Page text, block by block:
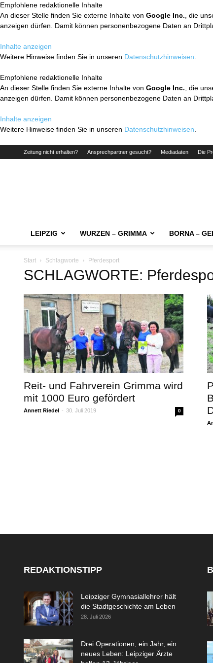
Empfohlene redaktionelle Inhalte
An dieser Stelle finden Sie externe Inhalte von Google Inc. , die
anzeigen dürfen. Damit können personenbezogene Daten an
Inhalte anzeigen
Weitere Hinweise finden Sie in unseren Datenschutzhinweisen
Empfohlene redaktionelle Inhalte
An dieser Stelle finden Sie externe Inhalte von Google Inc. , die
anzeigen dürfen. Damit können personenbezogene Daten an
Inhalte anzeigen
Weitere Hinweise finden Sie in unseren Datenschutzhinweisen
Zeitung nicht erhalten? Ansprechpartner gesucht? Mediadaten Die
LEIPZIG WURZEN – GRIMMA BORNA –
Start Schlagworte Pferdesport
SCHLAGWORTE:
Reit- und Fahrverein Grimma wird
mit 1000 Euro gefördert
Annett Riedel - 30. Juli 2019 0
REDAKTIONSTIPP
Leipziger Gymnasiallehrer hält
die Stadtgeschichte am Leben
28. Juli 2026
Drei Operationen, ein Jahr, ein
neues Leben: Leipziger Ärzte